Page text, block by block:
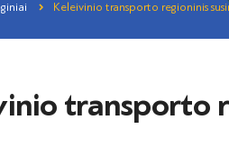
Keleivinio transporto regioninis
transporto